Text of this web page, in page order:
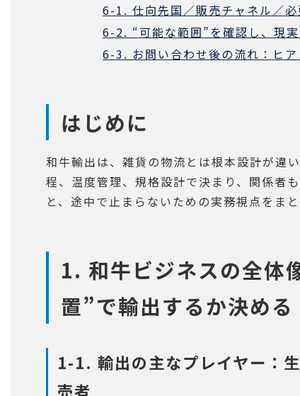
6-1. 仕向先国／販売チャネル／
6-2. “可能な範囲”を確認し、現
6-3. お問い合わせ後の流れ：ヒ
はじめに
和牛輸出は、雑貨の物流とは根本設計が違
程、温度管理、規格設計で決まり、関係者
と、途中で止まらないための実務視点をまと
1. 和牛ビジネスの全体
置”で輸出するか決める
1-1. 輸出の主なプレイヤー：
売者